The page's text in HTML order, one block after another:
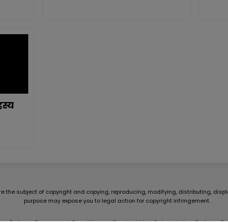
the subject of copyright and copying, reproducing, modifying, distributing,
purpose may expose you to legal action for copyright infringement.